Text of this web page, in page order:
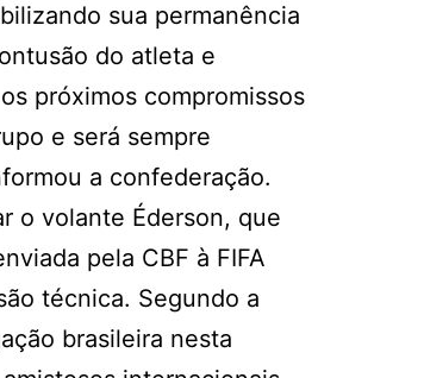
sua permanência
do atleta e
próximos compromissos
e será sempre
a confederação.
o volante Éderson, que
pela CBF à FIFA
técnica. Segundo a
brasileira nesta